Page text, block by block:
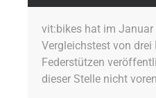
vit:bikes hat im Januar
Vergleichstest von
Federstützen
dieser Stelle nicht